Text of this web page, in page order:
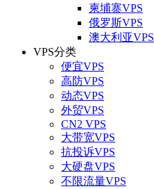
柬埔寨VPS
俄罗斯VPS
澳大利亚VPS
VPS分类
便宜VPS
高防VPS
动态VPS
外贸VPS
CN2 VPS
大带宽VPS
抗投诉VPS
大硬盘VPS
不限流量VPS